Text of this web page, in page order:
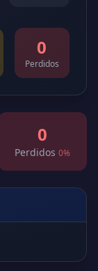
0
Perdidos
0
Perdidos 0%